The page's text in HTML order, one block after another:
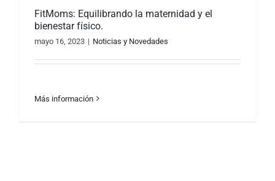
FitMoms: Equilibrando la maternidad y el
bienestar físico.
mayo 16, 2023 | Noticias y Novedades
Más información